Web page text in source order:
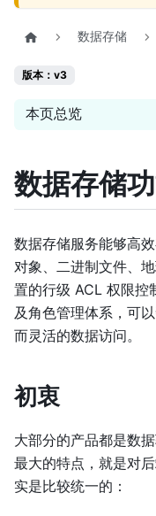
数据存储
版本：v3
本页总览
数据存储
数据存储服务能够高
对象、二进制文件、
置的行级 ACL 权限控
及角色管理体系，可
而灵活的数据访问。
初衷
大部分的产品都是数
最大的特点，就是对
实是比较统一的：